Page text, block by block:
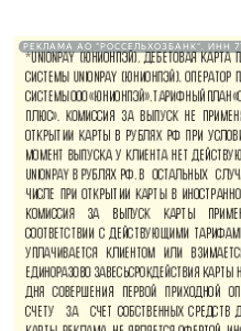
РЕКЛАМА АО "РОССЕЛЬХОЗБАНК". ИНН